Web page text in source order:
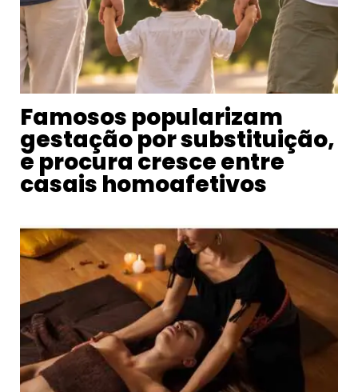
Famosos popularizam
gestação por substituição,
e procura cresce entre
casais homoafetivos